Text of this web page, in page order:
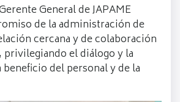
General de JAPAME
de la administración de
cercana y de colaboración
el diálogo y la
del personal y de la